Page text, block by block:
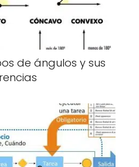
de ángulos y sus